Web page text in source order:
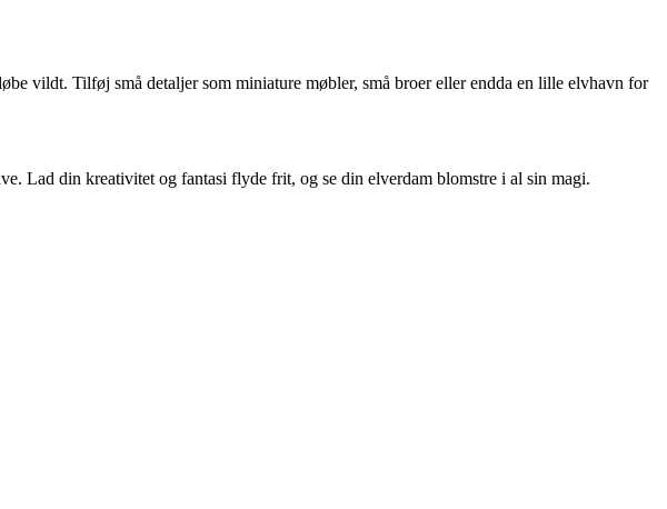
vildt. Tilføj små detaljer som miniature møbler, små broer eller endda en lille elvhavn for
Lad din kreativitet og fantasi flyde frit, og se din elverdam blomstre i al sin magi.